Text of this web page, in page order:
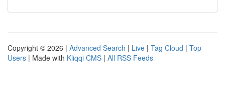
Copyright © 2026 | Advanced Search | Live | Tag Cloud | Top
Users | Made with Kliqqi CMS | All RSS Feeds